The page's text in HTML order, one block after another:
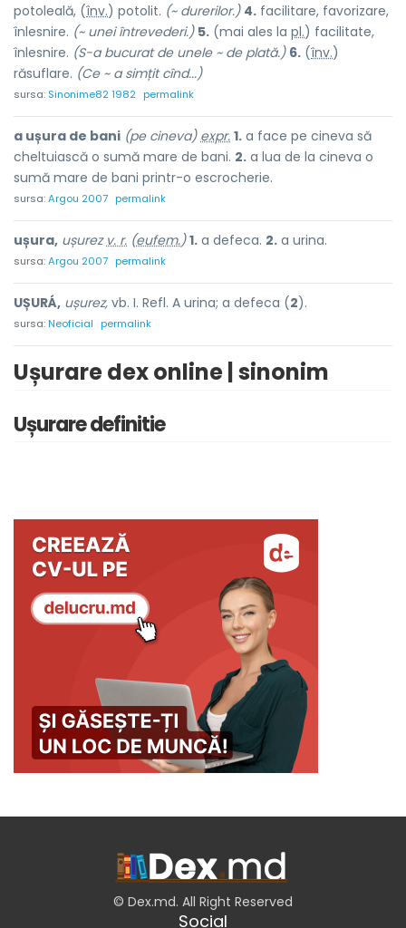
potoleală, (înv.) potolit. (~ durerilor.) 4. facilitare, favorizare,
înlesnire. (~ unei întrevederi.) 5. (mai ales la pl.) facilitate,
înlesnire. (S-a bucurat de unele ~ de plată.) 6. (înv.)
răsuflare. (Ce ~ a simțit cînd...)
sursa: Sinonime82 1982 permalink
a ușura de bani (pe cineva)expr. 1. a face pe cineva să
cheltuiască o sumă mare de bani. 2. a lua de la cineva o
sumă mare de bani printr-o escrocherie.
sursa:Argou 2007 permalink
ușura, ușurezv. r. (eufem.) 1. a defeca. 2. a urina.
sursa:Argou 2007 permalink
UȘURÁ, ușurez, vb. I. Refl. A urina; a defeca (2).
sursa:Neoficial permalink
Ușurare dex online | sinonim
Ușurare definitie
© Dex.md. All Right Reserved
Social